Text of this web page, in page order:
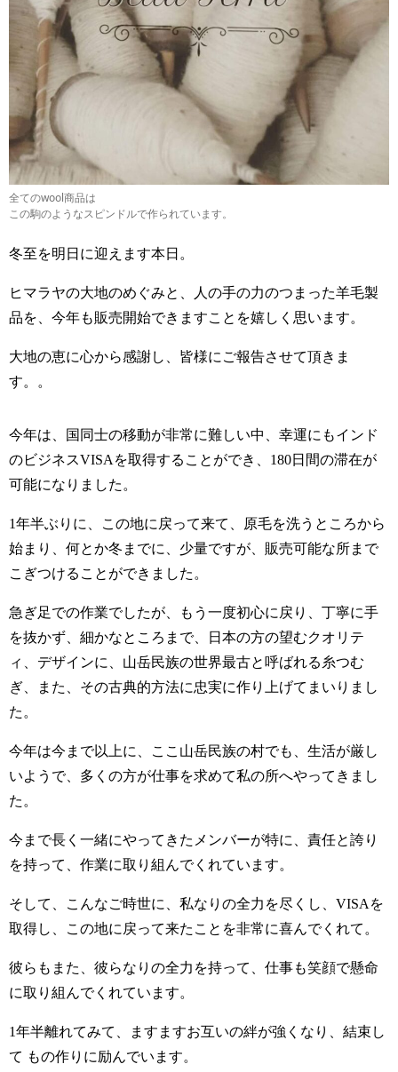
全てのwool商品は
この駒のようなスピンドルで作られています。
冬至を明日に迎えます本日。
ヒマラヤの大地のめぐみと、人の手の力のつまった羊毛製
品を、今年も販売開始できますことを嬉しく思います。
大地の恵に心から感謝し、皆様にご報告させて頂きま
す。。
今年は、国同士の移動が非常に難しい中、幸運にもインド
のビジネスVISAを取得することができ、180日間の滞在が
可能になりました。
1年半ぶりに、この地に戻って来て、原毛を洗うところから
始まり、何とか冬までに、少量ですが、販売可能な所まで
こぎつけることができました。
急ぎ足での作業でしたが、もう一度初心に戻り、丁寧に手
を抜かず、細かなところまで、日本の方の望むクオリテ
ィ、デザインに、山岳民族の世界最古と呼ばれる糸つむ
ぎ、また、その古典的方法に忠実に作り上げてまいりまし
た。
今年は今まで以上に、ここ山岳民族の村でも、生活が厳し
いようで、多くの方が仕事を求めて私の所へやってきまし
た。
今まで長く一緒にやってきたメンバーが特に、責任と誇り
を持って、作業に取り組んでくれています。
そして、こんなご時世に、私なりの全力を尽くし、VISAを
取得し、この地に戻って来たことを非常に喜んでくれて。
彼らもまた、彼らなりの全力を持って、仕事も笑顔で懸命
に取り組んでくれています。
1年半離れてみて、ますますお互いの絆が強くなり、結束し
て もの作りに励んでいます。